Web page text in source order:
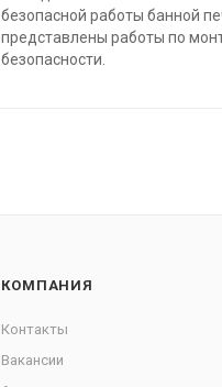
безопасной работы банной
представлены работы по
безопасности.
КОМПАНИЯ
Контакты
Вакансии